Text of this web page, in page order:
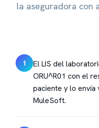
la aseguradora con
1
El LIS del
ORU^R01 con el
paciente y lo envía
MuleSoft.